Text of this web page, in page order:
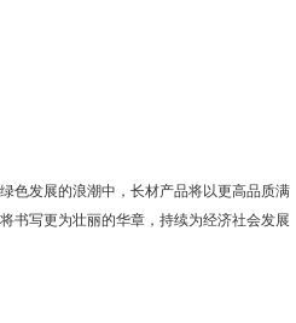
色发展的浪潮中，长材产品将以更高品质满
书写更为壮丽的华章，持续为经济社会发展